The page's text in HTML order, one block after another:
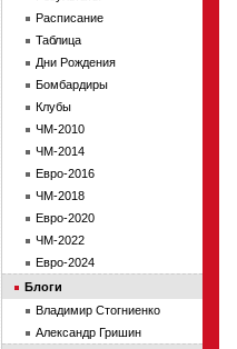
Расписание
Таблица
Дни Рождения
Бомбардиры
Клубы
ЧМ-2010
ЧМ-2014
Евро-2016
ЧМ-2018
Евро-2020
ЧМ-2022
Евро-2024
Блоги
Владимир Стогниенко
Александр Гришин